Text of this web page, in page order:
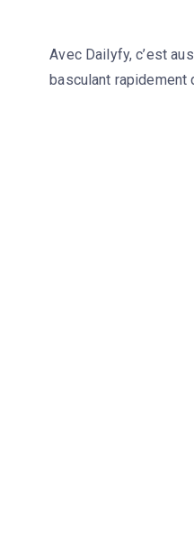
Avec Dailyfy, c’est
basculant rapidement